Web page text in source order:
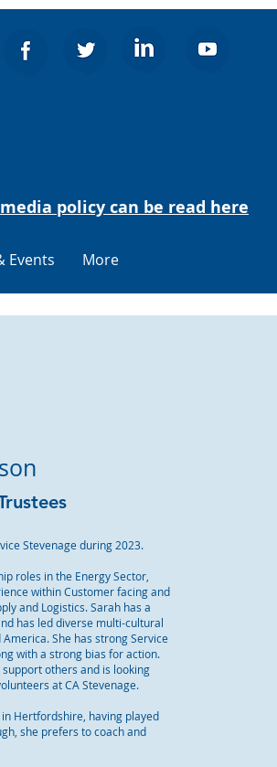
policy can be read here
Events More
Stevenage during 2023.
roles in the Energy Sector,
within Customer facing and
and Logistics. Sarah has a
has led diverse multi-cultural
She has strong Service
with a strong bias for action.
others and is looking
at CA Stevenage.
Hertfordshire, having played
she prefers to coach and